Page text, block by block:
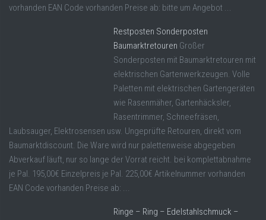
vorhanden EAN Code vorhanden Preise ab: bitte um Angebot ...
Restposten Sonderposten
Baumarktretouren Großer
Sonderposten mit Baumarktretouren mit
elektrischen Gartenwerkzeugen. Volle
Paletten mit elektrischen Gartengeräten
wie Rasenmäher, Gartenhäcksler,
Rasentrimmer, Schneefräsen,
Laubsauger, Elektrosensen usw. Ungeprüfte Retouren, direkt vom
Baumarktdiscount. Die Ware wird nur palettenweise abgegeben
Abverkauf läuft, nur so lange der Vorrat reicht. bei komplettabnahme
je Pal. 195,00€ Einzelpreis je Pal. 225,00€ Artikelnummer vorhanden
EAN Code vorhanden Preise ab: ...
Ringe – Ring – Edelstahlschmuck –